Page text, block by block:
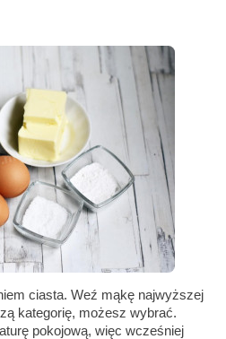
ciasta. Weź mąkę najwyższej
kategorię, możesz wybrać.
pokojową, więc wcześniej